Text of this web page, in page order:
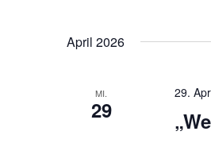
April 2026
MI.
29
29.